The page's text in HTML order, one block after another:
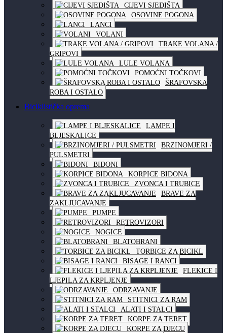
CIJEVI SJEDIŠTA
OSOVINE POGONA
LANCI
VOLANI
TRAKE VOLANA /
GRIPOVI
LULE VOLANA
POMOĆNI TOČKOVI
ŠRAFOVSKA
ROBA I OSTALO
Biciklistička oprema
LAMPE I
BLJESKALICE
BRZINOMJERI /
PULSMETRI
BIDONI
KORPICE BIDONA
ZVONCA I TRUBICE
BRAVE ZA
ZAKLJUCAVANJE
PUMPE
RETROVIZORI
NOGICE
BLATOBRANI
TORBICE ZA BICIKL
BISAGE I RANCI
FLEKICE I
LJEPILA ZA KRPLJENJE
ODRZAVANJE
STITNICI ZA RAM
ALATI I STALCI
KORPE ZA TERET
KORPE ZA DJECU